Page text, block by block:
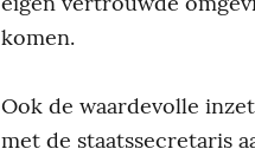
eigen vertrouwde
komen.
Ook de waardevolle
met de staatssecretaris